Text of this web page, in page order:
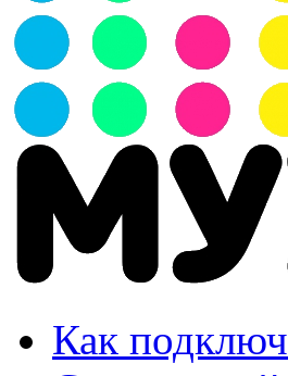
Как